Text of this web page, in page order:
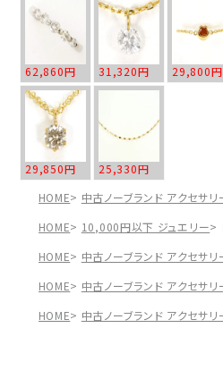
62,860円 31,320円 29,800円
29,850円
25,330円
HOME
中古ノーブランド アクセサリ
HOME
10,000円以下 ジュエリー
HOME
中古ノーブランド アクセサリ
HOME
中古ノーブランド アクセサリ
HOME
中古ノーブランド アクセサリ